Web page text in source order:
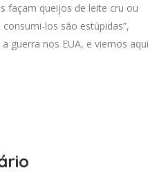
façam queijos de leite cru ou
los são estúpidas”,
guerra nos EUA, e viemos aqui